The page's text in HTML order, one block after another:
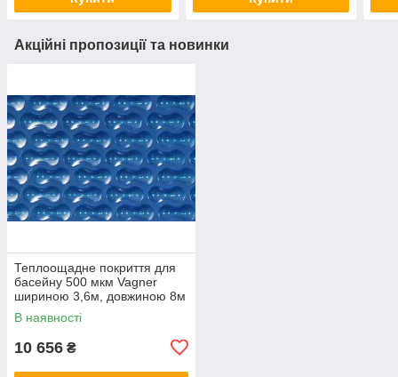
Акційні пропозиції та новинки
Теплоощадне покриття для
басейну 500 мкм Vagner
шириною 3,6м, довжиною 8м
В наявності
10 656 ₴